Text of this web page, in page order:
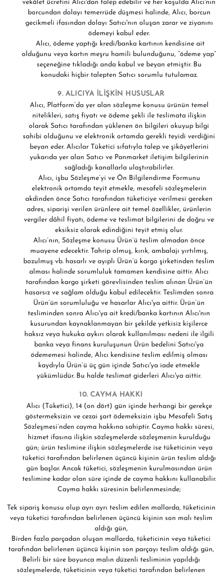
vekâlet ücretini Alıcı'dan talep edebilir ve her koşulda Alıcı'nın
borcundan dolayı temerrüde düşmesi halinde, Alıcı, borcun
gecikmeli ifasından dolayı Satıcı'nın oluşan zarar ve ziyanını
ödemeyi kabul eder.
Alıcı, ödeme yaptığı kredi/banka kartının kendisine ait
olduğunu veya kartın meşru hamili bulunduğunu, “ödeme yap”
seçeneğine tıkladığı anda kabul ve beyan etmiştir. Bu
konudaki hiçbir talepten Satıcı sorumlu tutulamaz.
9. ALICIYA İLİŞKİN HUSUSLAR
Alıcı, Platform’da yer alan sözleşme konusu ürünün temel
nitelikleri, satış fiyatı ve ödeme şekli ile teslimata ilişkin
olarak Satıcı tarafından yüklenen ön bilgileri okuyup bilgi
sahibi olduğunu ve elektronik ortamda gerekli teyidi verdiğini
beyan eder. Alıcılar Tüketici sıfatıyla talep ve şikâyetlerini
yukarıda yer alan Satıcı ve Panmarket iletişim bilgilerinin
sağladığı kanallarla ulaştırabilirler.
Alıcı, işbu Sözleşme’yi ve Ön Bilgilendirme Formunu
elektronik ortamda teyit etmekle, mesafeli sözleşmelerin
akdinden önce Satıcı tarafından tüketiciye verilmesi gereken
adres, siparişi verilen ürünlere ait temel özellikler, ürünlerin
vergiler dâhil fiyatı, ödeme ve teslimat bilgilerini de doğru ve
eksiksiz olarak edindiğini teyit etmiş olur.
Alıcı’nın, Sözleşme konusu Ürün’ü teslim almadan önce
muayene edecektir. Tahrip olmuş, kırık, ambalajı yırtılmış,
bozulmuş vb. hasarlı ve ayıplı Ürün’ü kargo şirketinden teslim
alması halinde sorumluluk tamamen kendisine aittir. Alıcı
tarafından kargo şirketi görevlisinden teslim alınan Ürün’ün
hasarsız ve sağlam olduğu kabul edilecektir. Teslimden sonra
Ürün’ün sorumluluğu ve hasarlar Alıcı'ya aittir. Ürün’ün
tesliminden sonra Alıcı'ya ait kredi/banka kartının Alıcı'nın
kusurundan kaynaklanmayan bir şekilde yetkisiz kişilerce
haksız veya hukuka aykırı olarak kullanılması nedeni ile ilgili
banka veya finans kuruluşunun Ürün bedelini Satıcı'ya
ödememesi halinde, Alıcı kendisine teslim edilmiş olması
kaydıyla Ürün’ü üç gün içinde Satıcı'ya iade etmekle
yükümlüdür. Bu halde teslimat giderleri Alıcı'ya aittir.
10. CAYMA HAKKI
Alıcı (Tüketici), 14 (on dört) gün içinde herhangi bir gerekçe
göstermeksizin ve cezai şart ödemeksizin işbu Mesafeli Satış
Sözleşmesi’nden cayma hakkına sahiptir. Cayma hakkı süresi,
hizmet ifasına ilişkin sözleşmelerde sözleşmenin kurulduğu
gün; ürün teslimine ilişkin sözleşmelerde ise tüketicinin veya
tüketici tarafından belirlenen üçüncü kişinin ürün teslim aldığı
gün başlar. Ancak tüketici, sözleşmenin kurulmasından ürün
teslimine kadar olan süre içinde de cayma hakkını kullanabilir.
Cayma hakkı süresinin belirlenmesinde;
Tek sipariş konusu olup ayrı ayrı teslim edilen mallarda, tüketicinin
veya tüketici tarafından belirlenen üçüncü kişinin son malı teslim
aldığı gün,
Birden fazla parçadan oluşan mallarda, tüketicinin veya tüketici
tarafından belirlenen üçüncü kişinin son parçayı teslim aldığı gün,
Belirli bir süre boyunca malın düzenli tesliminin yapıldığı
sözleşmelerde, tüketicinin veya tüketici tarafından belirlenen